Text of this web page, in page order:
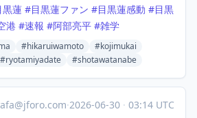
黒蓮 #目黒蓮ファン #目黒蓮感動 #目黒
港 #速報 #阿部亮平 #雑学
#hikaruiwamoto
#kojimukai
#ryotamiyadate #shotawatanabe
·2026-06-30 · 03:14 UTC